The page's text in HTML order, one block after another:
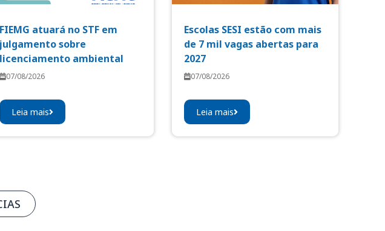
FIEMG atuará no STF em
julgamento sobre
licenciamento ambiental
07/08/2026
Leia mais
Escolas SESI estão com mais
de 7 mil vagas abertas para
2027
07/08/2026
Leia mais